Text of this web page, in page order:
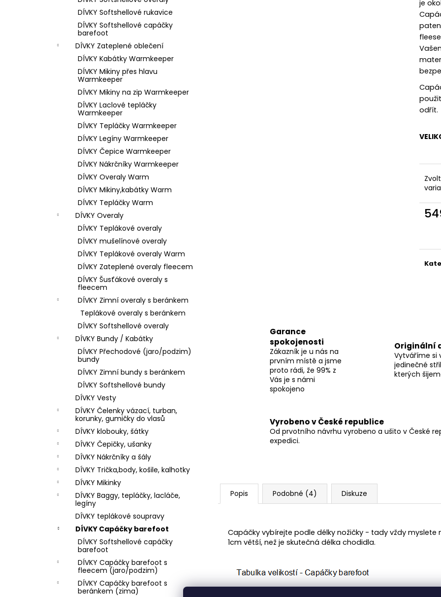
DÍVKY Softshellové rukavice
DÍVKY Softshellové capáčky
barefoot
DÍVKY Zateplené oblečení
DÍVKY Kabátky Warmkeeper
DÍVKY Mikiny přes hlavu
Warmkeeper
DÍVKY Mikiny na zip Warmkeeper
DÍVKY Laclové tepláčky
Warmkeeper
DÍVKY Tepláčky Warmkeeper
DÍVKY Legíny Warmkeeper
DÍVKY Čepice Warmkeeper
DÍVKY Nákrčníky Warmkeeper
DÍVKY Overaly Warm
DÍVKY Mikiny,kabátky Warm
DÍVKY Tepláčky Warm
DÍVKY Overaly
DÍVKY Teplákové overaly
DÍVKY mušelínové overaly
DÍVKY Teplákové overaly Warm
DÍVKY Zateplené overaly fleecem
DÍVKY Šusťákové overaly s
fleecem
DÍVKY Zimní overaly s beránkem
Teplákové overaly s beránkem
DÍVKY Softshellové overaly
DÍVKY Bundy / Kabátky
DÍVKY Přechodové (jaro/podzim)
bundy
DÍVKY Zimní bundy s beránkem
DÍVKY Softshellové bundy
DÍVKY Vesty
DÍVKY Čelenky vázací, turban,
korunky, gumičky do vlasů
DÍVKY klobouky, šátky
DÍVKY Čepičky, ušanky
DÍVKY Nákrčníky a šály
DÍVKY Trička,body, košile, kalhotky
DÍVKY Mikinky
DÍVKY Baggy, tepláčky, lacláče,
legíny
DÍVKY teplákové soupravy
DÍVKY Capáčky barefoot
DÍVKY Softshellové capáčky
barefoot
DÍVKY Capáčky barefoot s
fleecem (jaro/podzim)
DÍVKY Capáčky barefoot s
beránkem (zima)
je
odřít.
Garance
spokojenosti
Zákazník je u nás na
prvním místě a jsme
proto rádi, že 99% z
Vás je s námi
spokojeno
Originální
Vytváříme si
jedinečné
kterých
Vyrobeno v České republice
Od prvotního návrhu vyrobeno a ušito v České
expedici.
Popis Podobné (4) Diskuze
Capáčky vybírejte podle délky nožičky - tady vždy
1cm větší, než je skutečná délka chodidla.
1 199 Kč